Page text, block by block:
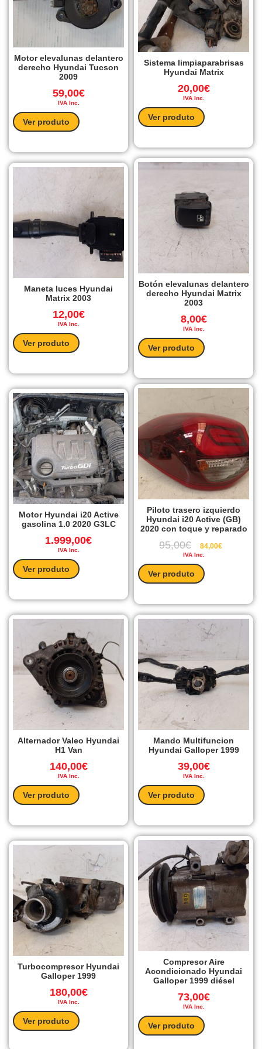
Motor elevalunas delantero
derecho Hyundai Tucson
2009
59,00€
IVA Inc.
Ver produto
Sistema limpiaparabrisas
Hyundai Matrix
20,00€
IVA Inc.
Ver produto
Maneta luces Hyundai
Matrix 2003
12,00€
IVA Inc.
Ver produto
Botón elevalunas delantero
derecho Hyundai Matrix
2003
8,00€
IVA Inc.
Ver produto
Motor Hyundai i20 Active
gasolina 1.0 2020 G3LC
1.999,00€
IVA Inc.
Ver produto
Piloto trasero izquierdo
Hyundai i20 Active (GB)
2020 con toque y reparado
95,00€ 84,00€
IVA Inc.
Ver produto
Alternador Valeo Hyundai
H1 Van
140,00€
IVA Inc.
Ver produto
Mando Multifuncion
Hyundai Galloper 1999
39,00€
IVA Inc.
Ver produto
Turbocompresor Hyundai
Galloper 1999
180,00€
IVA Inc.
Ver produto
Compresor Aire
Acondicionado Hyundai
Galloper 1999 diésel
73,00€
IVA Inc.
Ver produto